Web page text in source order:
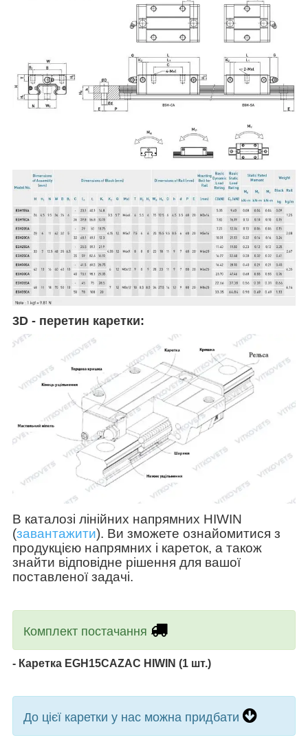
3D - перетин каретки:
В каталозі лінійних напрямних HIWIN
(завантажити). Ви зможете ознайомитися з
продукцією напрямних і кареток, а також
знайти відповідне рішення для вашої
поставленої задачі.
Комплект постачання
- Каретка EGH15CAZAC HIWIN (1 шт.)
До цієї каретки у нас можна придбати